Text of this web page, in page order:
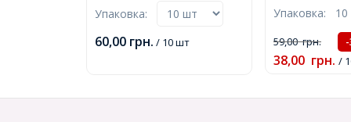
Размер: 50х2мм, Отв-тие
Упаковка:
60,00 грн. / 10 шт
40х39х2мм,
(УТ000003789)
Упаковка:
59,00грн.
38,00 грн. /